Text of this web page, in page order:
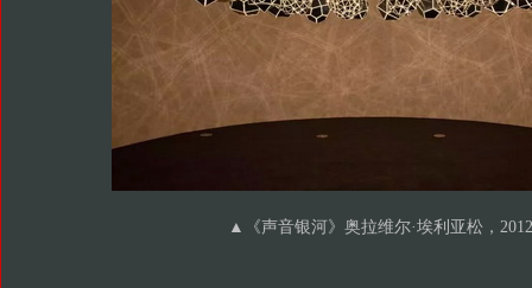
▲《声音银河》奥拉维尔·埃利亚松，